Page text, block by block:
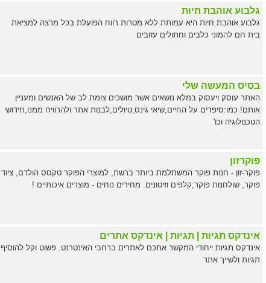
גלבוע אוהבת חיות
גלבוע אוהבת חיות היא עמותת ללא מטרות רווח הפועלת בכל מרצה למציאת
בית חם להמוני כלבים וחתולים עזובים
בסיס המעשה שלי
האתר עוסק ויעסוק במלא נושאים אשר מושכים צומת לב של האנשים ומעניין
אותם! כמו:סיפרים על החיים,שיאי גינס,טיולים,לבנות אתר ולהרוויח ממנו,חידושי
הטכנולוגיה וכו'
פוקרזון
פוקר-זון - חנות פוקר המשתלמת ביותר ברשת, למוצרי הפוקר טקסס הולדם, ציוד
פוקר, שולחנות פוקר,קלפים וזיטונים. מחירים נוחים - מוצרים איכותיים !
אינדקס תגיות | תגיות | אינדקס אתרים
אינדקס תגיות ייחודי המקשר אתכם לאתרים ברחבי האינטרנט. פשוט וקל להוסיף
תגיות ולשייך אתר